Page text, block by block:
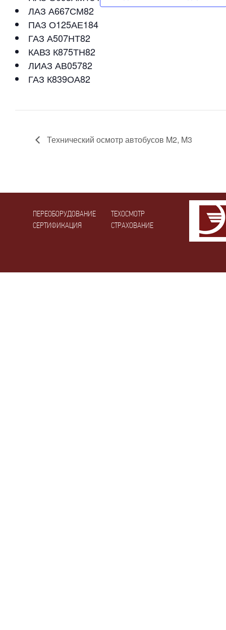
ЛАЗ А667СМ82
ПАЗ О125АЕ184
ГАЗ А507НТ82
КАВЗ К875ТН82
ЛИАЗ АВ05782
ГАЗ К839ОА82
Технический осмотр автобусов M2, M3
ПЕРЕОБОРУДОВАНИЕ
СЕРТИФИКАЦИЯ
ТЕХОСМОТР
СТРАХОВАНИЕ